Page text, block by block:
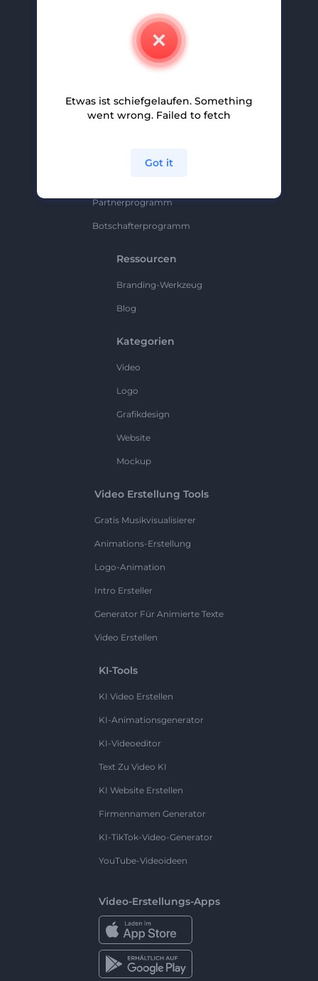
Partnerprogramm
Partnerprogramm
Botschafterprogramm
Ressourcen
Branding-Werkzeug
Blog
Kategorien
Video
Logo
Grafikdesign
Website
Mockup
Video Erstellung Tools
Gratis Musikvisualisierer
Animations-Erstellung
Logo-Animation
Intro Ersteller
Generator Für Animierte Texte
Video Erstellen
KI-Tools
KI Video Erstellen
KI-Animationsgenerator
KI-Videoeditor
Text Zu Video KI
KI Website Erstellen
Firmennamen Generator
KI-TikTok-Video-Generator
YouTube-Videoideen
Video-Erstellungs-Apps
Etwas ist schiefgelaufen. Something
went wrong. Failed to fetch
Got it